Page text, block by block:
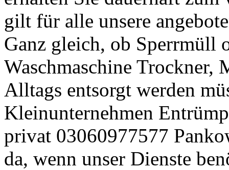
gilt für alle unsere
Ganz gleich, ob Sperrmüll
Waschmaschine Trockner,
Alltags entsorgt werden
Kleinunternehmen
privat 03060977577
da, wenn unser Dienste